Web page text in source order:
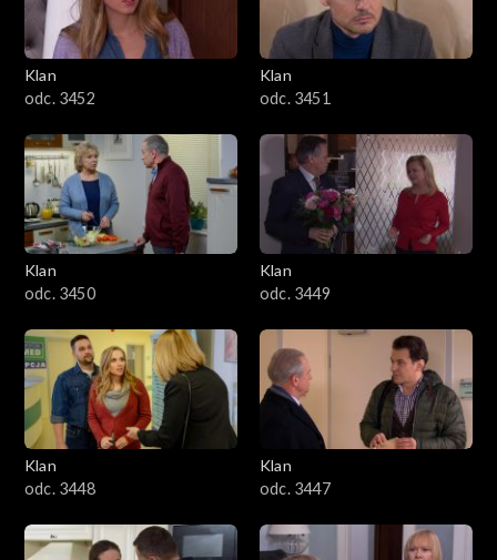
Klan
odc. 3452
Klan
odc. 3451
Klan
odc. 3450
Klan
odc. 3449
Klan
odc. 3448
Klan
odc. 3447